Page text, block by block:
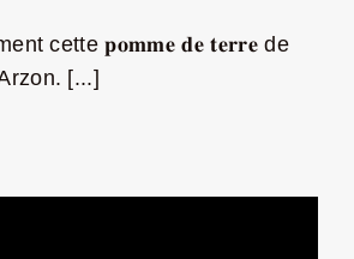
cette 𝐩𝐨𝐦𝐦𝐞 𝐝𝐞 𝐭𝐞𝐫𝐫𝐞 de
[...]